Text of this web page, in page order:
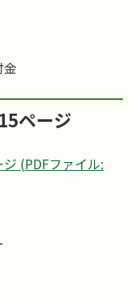
ページ
(PDFファイル: